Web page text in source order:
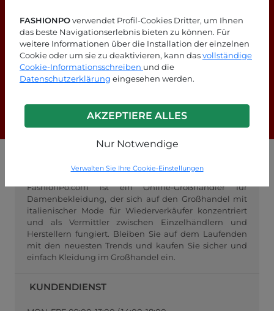
FASHIONPOverwendet Profil-Cookies Dritter, um Ihnen
das beste Navigationserlebnis bieten zu können. Für
weitere Informationen über die Installation der einzelnen
Cookie oder um sie zu deaktivieren, kann dasvollständige
Cookie-Informationsschreiben und die
Datenschutzerklärung eingesehen werden.
AKZEPTIERE ALLES
Nur Notwendige
Verwalten Sie Ihre Cookie-Einstellungen
Suchen Sie nach Antworten?
Schauen Sie sich unsere FAQ-Seite an!
F.A.Q.
GROSSHANDEL FASHIONPO
FashionPo.com ist ein Online-Großhändler für
Damenbekleidung, der sich auf den Großhandel mit
italienischer Mode für Wiederverkäufer konzentriert
und als Vermittler zwischen Einzelhändlern und
Herstellern fungiert. Bleiben Sie auf dem Laufenden
mit den neuesten Trends und kaufen Sie sicher und
einfach Kleidung im Großhandel ein.
KUNDENDIENST